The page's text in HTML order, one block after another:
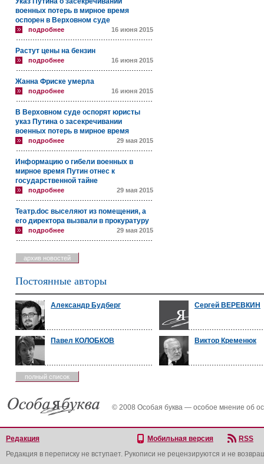
военных потерь в мирное время
оспорен в Верховном суде
подробнее 16 июня 2015
Растут цены на бензин
подробнее 16 июня 2015
Жанна Фриске умерла
подробнее 16 июня 2015
В Верховном суде оспорят юристы
указ Путина о засекречивании
военных потерь в мирное время
подробнее 29 мая 2015
Информацию о гибели военных в
мирное время Путин отнес к
государственной тайне
подробнее 29 мая 2015
Театр.doc выселяют из помещения, а
его директора вызвали в прокуратуру
подробнее 29 мая 2015
архив новостей
Постоянные авторы
Александр Будберг Сергей ВЕРЕВКИН
Павел КОЛОБКОВ Виктор Кременюк
полный список
© 2008 Особая буква — особое мнение об
Редакция Мобильная версия
RSS
Редакция в переписку не вступает. Рукописи не рецензируются и не